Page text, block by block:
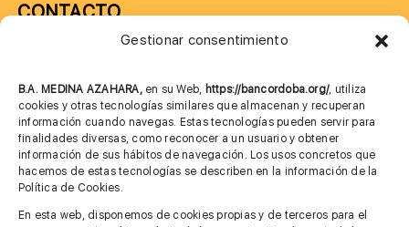
Gestionar consentimiento
B.A. MEDINA AZAHARA, en su Web, https://bancordoba.org/, utiliza
cookies y otras tecnologías similares que almacenan y recuperan
información cuando navegas. Estas tecnologías pueden servir para
finalidades diversas, como reconocer a un usuario y obtener
información de sus hábitos de navegación. Los usos concretos que
hacemos de estas tecnologías se describen en la información de la
Política de Cookies.
En esta web, disponemos de cookies propias y de terceros para el
CONTACTO
685 901 226
MÁS INFORMACIÓN